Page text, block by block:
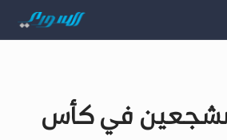
مشجعين في كأس